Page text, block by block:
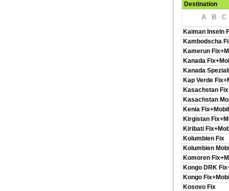
Destination
A B C
Kaiman Inseln
Kambodscha
Kamerun
Kanada
Kanada
Kap Verde
Kasachstan Fix
Kasachstan
Kenia Fix+Mobil
Kirgistan
Kiribati
Kolumbien Fix
Kolumbien
Komoren
Kongo DRK
Kongo
Kosovo Fix